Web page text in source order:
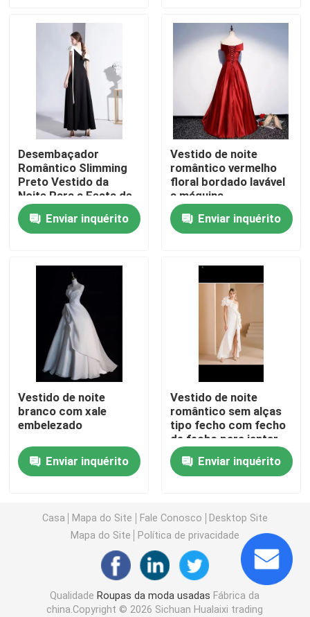
Sobre nós
Excursão da fábrica
Controle da qualidade
Contacte-nos
Peça umas citações
Roupas Infantis Primárias
Sapatas dos homens da segunda mão
Sapatos usados ​​de alta qualidade
òs sacos de mão
Bolsas luxuosas de segunda mão
Sapatos infantis usados
Roupas casuais de outono
Novo modelo de camisas masculinas
Desembaçador
Romântico Slimming
Preto Vestido da
Noite Para a Festa de
Casamento
Enviar inquérito
Vestido de noite
romântico vermelho
floral bordado lavável
a máquina
Enviar inquérito
Vestido de noite
branco com xale
embelezado
Enviar inquérito
Vestido de noite
romântico sem alças
tipo fecho com fecho
de fecho para jantar
Enviar inquérito
Casa Mapa do Site Fale Conosco
Desktop Site
Mapa do Site
Política de privacidade
Qualidade Roupas da moda usadas Fábrica da
china.Copyright © 2026 Sichuan Hualaixi trading